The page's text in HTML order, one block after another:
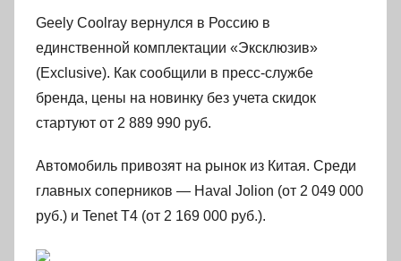
Geely Coolray вернулся в Россию в
единственной комплектации «Эксклюзив»
(Exclusive). Как сообщили в пресс-службе
бренда, цены на новинку без учета скидок
стартуют от 2 889 990 руб.
Автомобиль привозят на рынок из Китая. Среди
главных соперников — Haval Jolion (от 2 049 000
руб.) и Tenet T4 (от 2 169 000 руб.).